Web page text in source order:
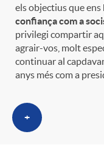
els objectius que
confiança com a
privilegi compartir
agrair-vos, molt
continuar al
anys més com a
+